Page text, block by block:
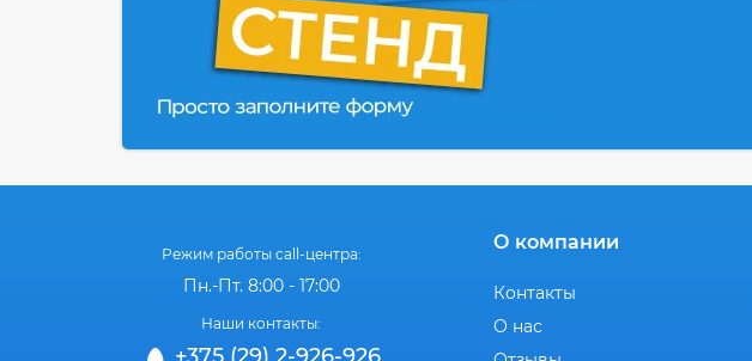
Режим работы call-центра:
Пн.-Пт. 8:00 - 17:00
Наши контакты:
О компании
Контакты
О нас